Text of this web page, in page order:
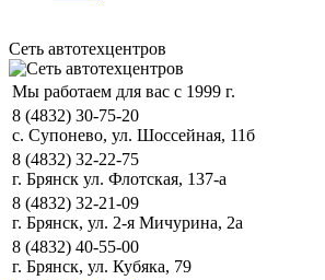
Сеть автотехцентров
Мы работаем для вас с 1999 г.
8 (4832) 30-75-20
с. Супонево, ул. Шоссейная, 11б
8 (4832) 32-22-75
г. Брянск ул. Флотская, 137-а
8 (4832) 32-21-09
г. Брянск, ул. 2-я Мичурина, 2а
8 (4832) 40-55-00
г. Брянск, ул. Кубяка, 79